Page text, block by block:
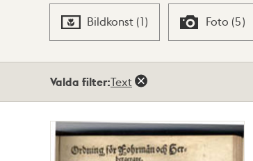
Bildkonst (1) Foto (5)
Valda filter:Text